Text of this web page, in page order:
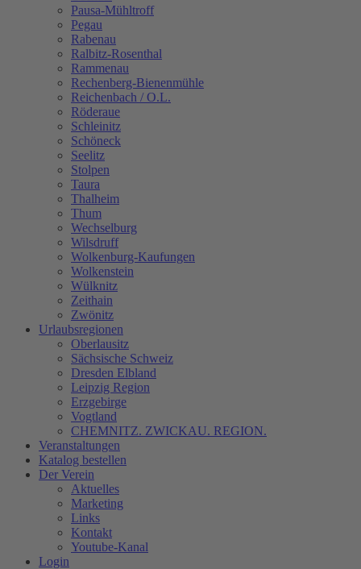
Pausa-Mühltroff
Pegau
Rabenau
Ralbitz-Rosenthal
Rammenau
Rechenberg-Bienenmühle
Reichenbach / O.L.
Röderaue
Schleinitz
Schöneck
Seelitz
Stolpen
Taura
Thalheim
Thum
Wechselburg
Wilsdruff
Wolkenburg-Kaufungen
Wolkenstein
Wülknitz
Zeithain
Zwönitz
Urlaubsregionen
Oberlausitz
Sächsische Schweiz
Dresden Elbland
Leipzig Region
Erzgebirge
Vogtland
CHEMNITZ. ZWICKAU. REGION.
Veranstaltungen
Katalog bestellen
Der Verein
Aktuelles
Marketing
Links
Kontakt
Youtube-Kanal
Login